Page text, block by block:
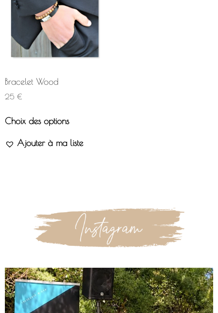
Bracelet Wood
25 €
Choix des options
Ajouter à ma liste